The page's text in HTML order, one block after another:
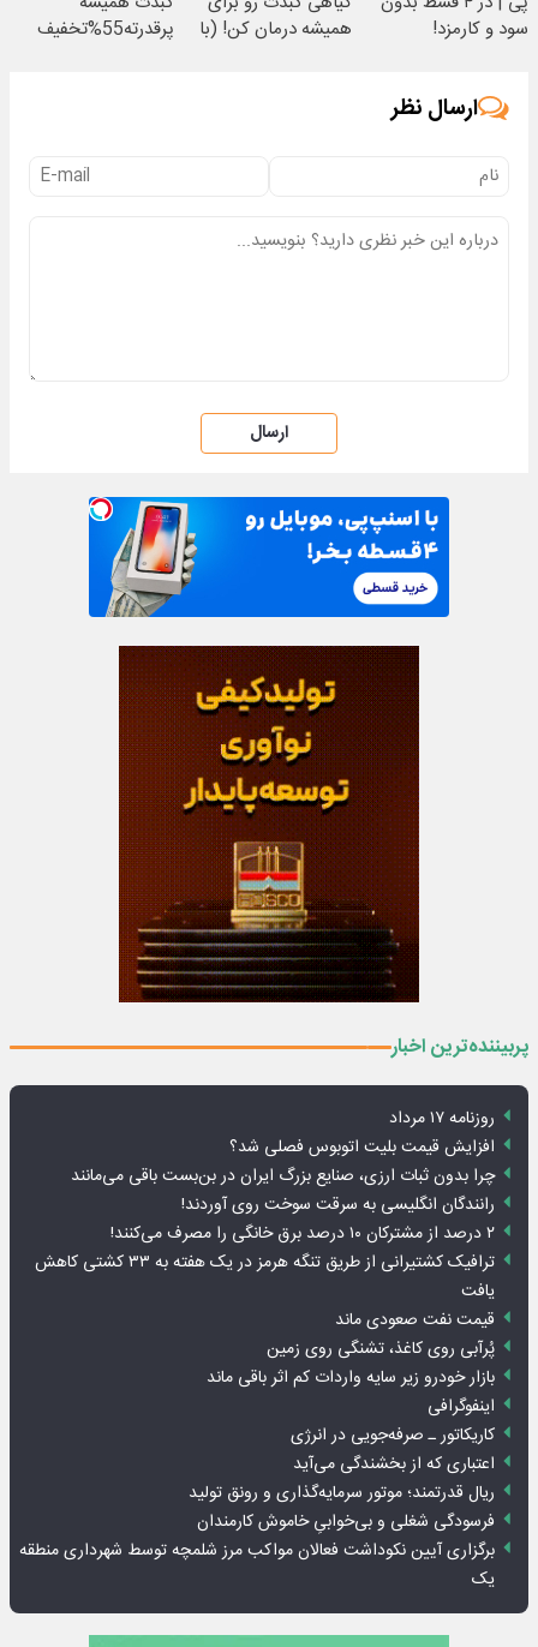
سود و کارمزد!
همیشه درمان کن! (با
پرقدرته55%تخفیف
ارسال نظر
ارسال
پربیننده‌ترین اخبار
روزنامه ۱۷ مرداد
افزایش قیمت بلیت اتوبوس فصلی شد؟
چرا بدون ثبات ارزی، صنایع بزرگ ایران در بن‌بست باقی می‌مانند
رانندگان انگلیسی به سرقت سوخت روی آوردند!
۲ درصد از مشترکان ۱۰ درصد برق خانگی را مصرف می‌کنند!
ترافیک کشتیرانی از طریق تنگه هرمز در یک هفته به ۳۳ کشتی کاهش
یافت
قیمت نفت صعودی ماند
پُرآبی روی کاغذ، تشنگی روی زمین
بازار خودرو زیر سایه واردات کم اثر باقی ماند
اینفوگرافی
کاریکاتور ـ صرفه‌جویی در انرژی
اعتباری که از بخشندگی می‌آید
ریال قدرتمند؛ موتور سرمایه‌گذاری و رونق تولید
فرسودگی شغلی و بی‌خوابیِ خاموش کارمندان
برگزاری آیین نکوداشت فعالان مواکب مرز شلمچه توسط شهرداری منطقه
یک